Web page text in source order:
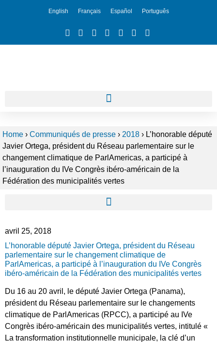
English Français Español Português
Home › Communiqués de presse › 2018 › L’honorable député
Javier Ortega, président du Réseau parlementaire sur le
changement climatique de ParlAmericas, a participé à
l’inauguration du IVe Congrès ibéro-américain de la
Fédération des municipalités vertes
avril 25, 2018
L’honorable député Javier Ortega, président du Réseau
parlementaire sur le changement climatique de
ParlAmericas, a participé à l’inauguration du IVe Congrès
ibéro-américain de la Fédération des municipalités vertes
Du 16 au 20 avril, le député Javier Ortega (Panama),
président du Réseau parlementaire sur le changements
climatique de ParlAmericas (RPCC), a participé au IVe
Congrès ibéro-américain des municipalités vertes, intitulé «
La transformation institutionnelle municipale, la clé d’un